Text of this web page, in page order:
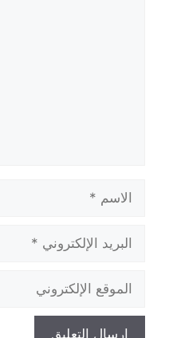
الإلكتروني
الإلكتروني